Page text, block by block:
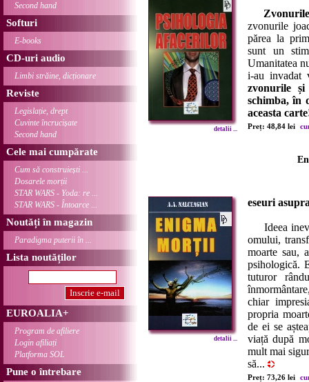
Second hand
Softuri
E-books
CD-uri audio
Limbi străine, dicționare
Reviste
Legislație, drept
Cuvinte încrucișate
Second hand
Cele mai cumpărate
Cum să construiești ...
Dosarele morții
STAR WARS - Yoda: re ...
STAR WARS - Întoarce ...
Noutăți în magazin
Paradigma puterii în ...
Lista noutăților
EUROALIA+
Program de afiliere
Login afiliați
Platforma SOL
Pune o întrebare
detalii ...
Zvonurile
zvonurile
părea la
sunt un
Umanitatea
i-au invadat
zvonurile
schimba, în
aceasta
Preț: 48,84 lei
detalii ...
eseuri
Ideea
omului,
moarte sau,
psihologică.
tuturor
chiar
propria
de ei se
viață după
mult mai
să...
Preț: 73,26 lei